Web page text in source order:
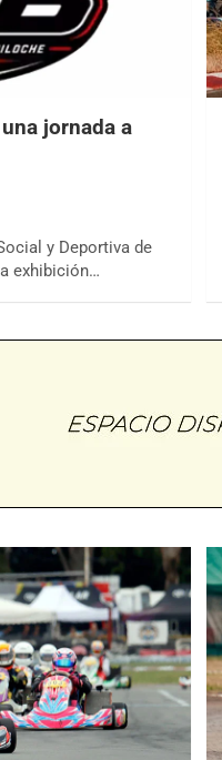
una jornada a
y Deportiva de
exhibición…